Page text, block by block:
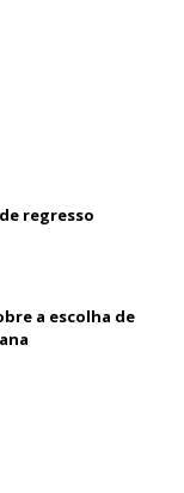
regresso
a escolha de